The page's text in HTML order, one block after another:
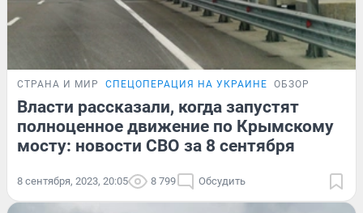
СТРАНА И МИР СПЕЦОПЕРАЦИЯ НА УКРАИНЕ ОБЗОР
Власти рассказали, когда запустят
полноценное движение по Крымскому
мосту: новости СВО за 8 сентября
8 сентября, 2023, 20:05 8 799 Обсудить